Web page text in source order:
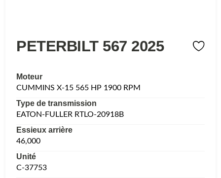
PETERBILT 567 2025
Moteur
CUMMINS X-15 565 HP 1900 RPM
Type de transmission
EATON-FULLER RTLO-20918B
Essieux arrière
46,000
Unité
C-37753